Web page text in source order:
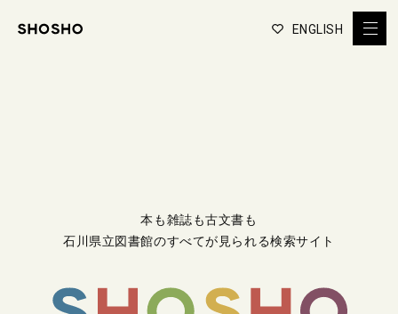
ENGLISH
本も雑誌も古文書も
石川県立図書館のすべてが見られる検索サイト